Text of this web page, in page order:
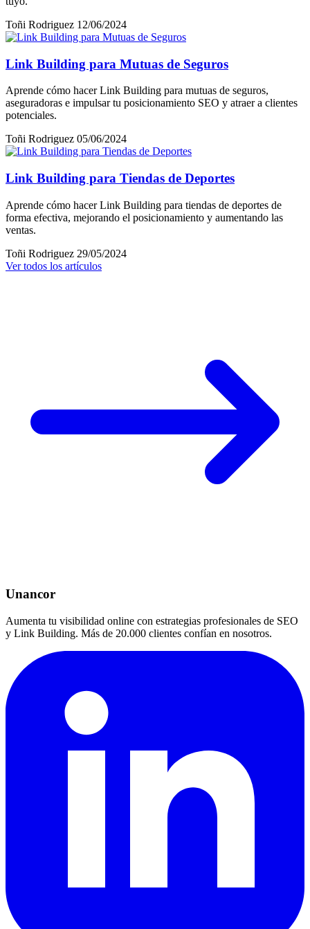
Toñi Rodriguez 12/06/2024
Link Building para Mutuas de Seguros
Aprende cómo hacer Link Building para mutuas de seguros,
aseguradoras e impulsar tu posicionamiento SEO y atraer a clientes
potenciales.
Toñi Rodriguez 05/06/2024
Link Building para Tiendas de Deportes
Aprende cómo hacer Link Building para tiendas de deportes de
forma efectiva, mejorando el posicionamiento y aumentando las
ventas.
Toñi Rodriguez 29/05/2024
Ver todos los artículos
Unancor
Aumenta tu visibilidad online con estrategias profesionales de SEO
y Link Building. Más de 20.000 clientes confían en nosotros.